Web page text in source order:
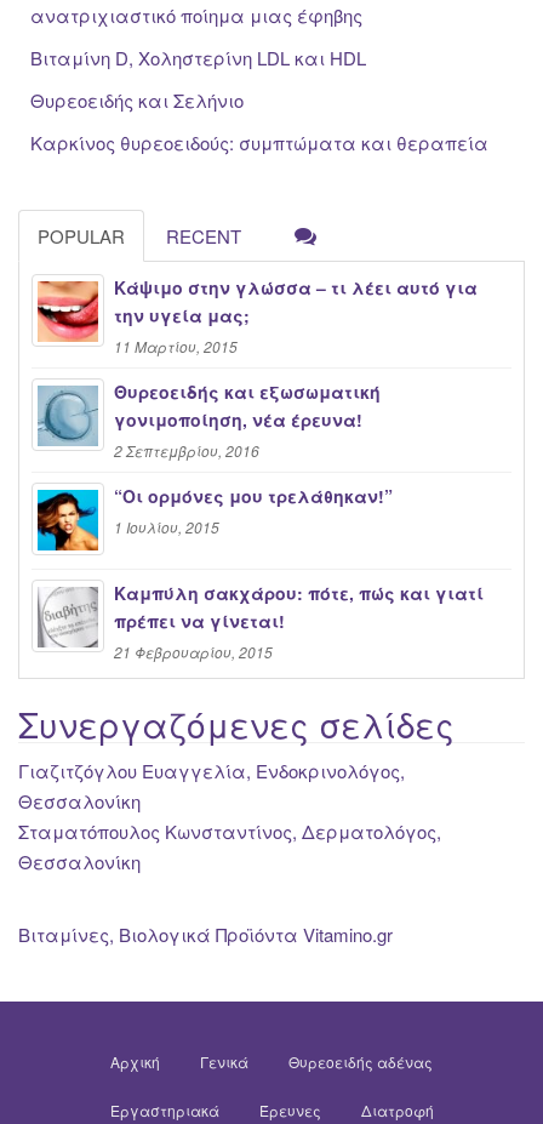
ανατριχιαστικό ποίημα μιας έφηβης
Βιταμίνη D, Χοληστερίνη LDL και HDL
Θυρεοειδής και Σελήνιο
Καρκίνος θυρεοειδούς: συμπτώματα και θεραπεία
POPULAR RECENT
Κάψιμο στην γλώσσα – τι λέει αυτό για
την υγεία μας;
11 Μαρτίου, 2015
Θυρεοειδής και εξωσωματική
γονιμοποίηση, νέα έρευνα!
2 Σεπτεμβρίου, 2016
“Oι ορμόνες μου τρελάθηκαν!”
1 Ιουλίου, 2015
Καμπύλη σακχάρου: πότε, πώς και γιατί
πρέπει να γίνεται!
21 Φεβρουαρίου, 2015
Συνεργαζόμενες σελίδες
Γιαζιτζόγλου Ευαγγελία, Ενδοκρινολόγος,
Θεσσαλονίκη
Σταματόπουλος Κωνσταντίνος, Δερματολόγος,
Θεσσαλονίκη
Βιταμίνες, Βιολογικά Προϊόντα Vitamino.gr
Αρχική Γενικά Θυρεοειδής αδένας
Εργαστηριακά Έρευνες Διατροφή